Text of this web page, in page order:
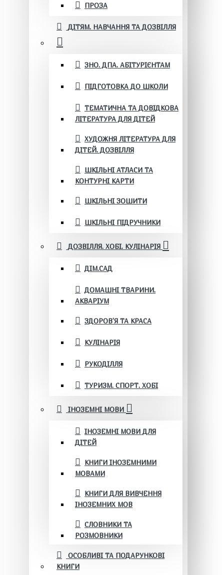
ПРОЗА
ДІТЯМ. НАВЧАННЯ ТА ДОЗВІЛЛЯ
ЗНО. ДПА. АБІТУРІЄНТАМ
ПІДГОТОВКА ДО ШКОЛИ
ТЕМАТИЧНА ТА ДОВІДКОВА
ЛІТЕРАТУРА ДЛЯ ДІТЕЙ
ХУДОЖНЯ ЛІТЕРАТУРА ДЛЯ
ДІТЕЙ. ДОЗВІЛЛЯ
ШКІЛЬНІ АТЛАСИ ТА
КОНТУРНІ КАРТИ
ШКІЛЬНІ ЗОШИТИ
ШКІЛЬНІ ПІДРУЧНИКИ
ДОЗВІЛЛЯ. ХОБІ. КУЛІНАРІЯ
ДІМ.САД
ДОМАШНІ ТВАРИНИ.
АКВАРІУМ
ЗДОРОВ'Я ТА КРАСА
КУЛІНАРІЯ
РУКОДІЛЛЯ
ТУРИЗМ. СПОРТ. ХОБІ
ІНОЗЕМНІ МОВИ
ІНОЗЕМНІ МОВИ ДЛЯ
ДІТЕЙ
КНИГИ ІНОЗЕМНИМИ
МОВАМИ
КНИГИ ДЛЯ ВИВЧЕННЯ
ІНОЗЕМНИХ МОВ
СЛОВНИКИ ТА
РОЗМОВНИКИ
ОСОБЛИВІ ТА ПОДАРУНКОВІ
КНИГИ